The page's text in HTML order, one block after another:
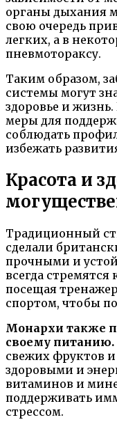
органы дыхания
свою очередь
легких, а в
пневмотораксу.
Таким образом,
системы могут
здоровье и
меры для
соблюдать
избежать
Красота и
Традиционный
сделали
прочными и
всегда
посещая
спортом, чтобы
Монархи также
своему питанию.
свежих фруктов
здоровыми и
витаминов и
поддерживать
стрессом.